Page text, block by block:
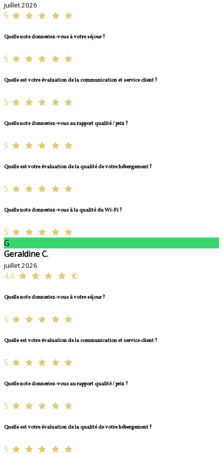
juillet 2026
5
Quelle note donneriez-vous à votre séjour ?
5
Quelle est votre évaluation de la communication et service client ?
5
Quelle note donneriez-vous au rapport qualité / prix ?
5
Quelle est votre évaluation de la qualité de votre hébergement ?
5
Quelle note donneriez-vous à la qualité du Wi-Fi ?
5
G
Geraldine C.
juillet 2026
4,6
Quelle note donneriez-vous à votre séjour ?
5
Quelle est votre évaluation de la communication et service client ?
5
Quelle note donneriez-vous au rapport qualité / prix ?
5
Quelle est votre évaluation de la qualité de votre hébergement ?
5